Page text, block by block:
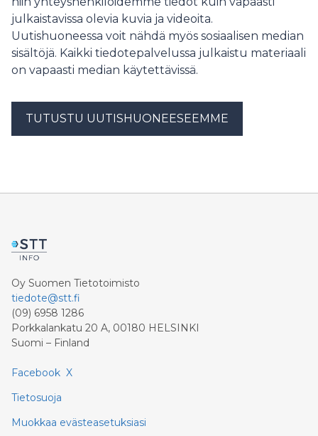
julkaistavissa olevia kuvia ja videoita.
Uutishuoneessa voit nähdä myös sosiaalisen median
sisältöjä. Kaikki tiedotepalvelussa julkaistu materiaali
on vapaasti median käytettävissä.
TUTUSTU UUTISHUONEESEEMME
Oy Suomen Tietotoimisto
tiedote@stt.fi
(09) 6958 1286
Porkkalankatu 20 A, 00180 HELSINKI
Suomi – Finland
Facebook X
Tietosuoja
Muokkaa evästeasetuksiasi